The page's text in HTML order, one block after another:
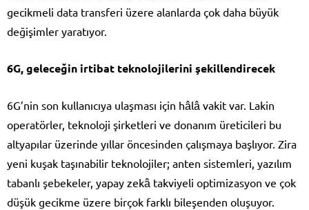
gecikmeli data transferi üzere alanlarda çok daha büyük
değişimler yaratıyor.
6G, geleceğin irtibat teknolojilerini şekillendirecek
6G’nin son kullanıcıya ulaşması için hâlâ vakit var. Lakin
operatörler, teknoloji şirketleri ve donanım üreticileri bu
altyapılar üzerinde yıllar öncesinden çalışmaya başlıyor. Zira
yeni kuşak taşınabilir teknolojiler; anten sistemleri, yazılım
tabanlı şebekeler, yapay zekâ takviyeli optimizasyon ve çok
düşük gecikme üzere birçok farklı bileşenden oluşuyor.